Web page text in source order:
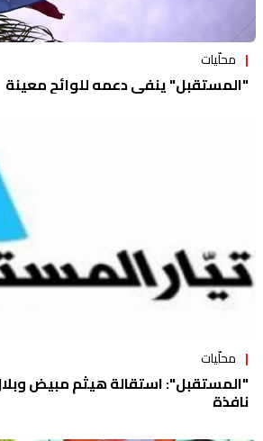
محلّيات
"المستقبل" ينفي دعمه للوائح معينة
محلّيات
"المستقبل": استقالة هيثم مبيض
نافذة